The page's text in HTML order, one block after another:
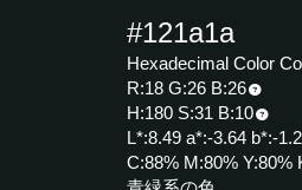
#121a1a
Hexadecimal Color
R:18 G:26 B:26
H:180 S:31 B:10
L*:8.49 a*:-3.64 b*:-
C:88% M:80% Y:80%